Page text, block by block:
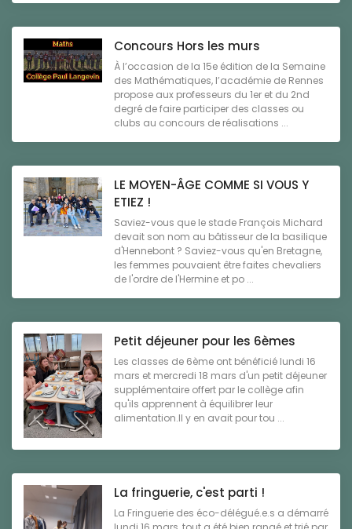
Concours Hors les murs
À l’occasion de la 15e édition de la Semaine
des Mathématiques, l’académie de Rennes
propose aux professeurs du 1er et du 2nd
degré de faire participer des classes ou
clubs au concours de réalisations ...
LE MOYEN-ÂGE COMME SI VOUS Y
ETIEZ !
Saviez-vous que le stade François Michard
devait son nom au bâtisseur de la basilique
d'Hennebont ? Saviez-vous qu'en Bretagne,
les femmes pouvaient être faites chevaliers
de l'ordre de l'Hermine et po ...
Petit déjeuner pour les 6èmes
Les classes de 6ème ont bénéficié lundi 16
mars et mercredi 18 mars d'un petit déjeuner
supplémentaire offert par le collège afin
qu'ils apprennent à équilibrer leur
alimentation.Il y en avait pour tou ...
La fringuerie, c'est parti !
La Fringuerie des éco-délégué.e.s a démarré